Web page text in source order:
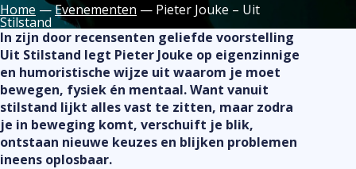
Dorpen
Zomer in Harderwijk
Verhalen van de
stad
Hardewijkers
Open
Plaats
Home —Evenementen — Pieter Jouke – Uit
Stilstand
In zijn door recensenten geliefde voorstelling
Uit Stilstand legt Pieter Jouke op eigenzinnige
en humoristische wijze uit waarom je moet
bewegen, fysiek én mentaal. Want vanuit
stilstand lijkt alles vast te zitten, maar zodra
je in beweging komt, verschuift je blik,
ontstaan nieuwe keuzes en blijken problemen
ineens oplosbaar.